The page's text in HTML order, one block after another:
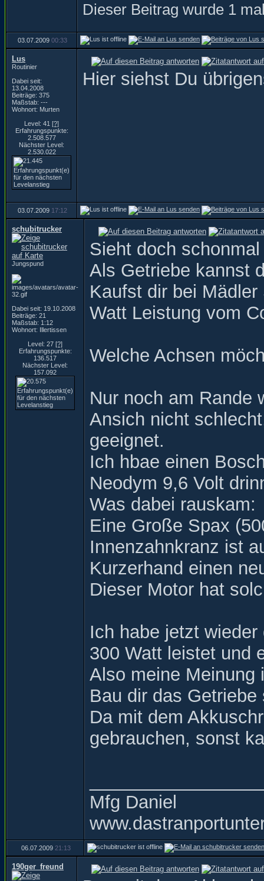
Dieser Beitrag wurde 1
03.07.2009 00:33
Lus
Routinier
Dabei seit:
13.04.2008
Beiträge: 375
Maßstab: ---
Wohnort: Murten
Level: 41 [?]
Erfahrungspunkte:
2.508.577
Nächster Level:
2.530.022
Hier siehst Du
03.07.2009 17:12
schubitrucker
Jungspund
Dabei seit: 19.10.2008
Beiträge: 21
Maßstab: 1:12
Wohnort: Illertissen
Level: 27 [?]
Erfahrungspunkte:
136.517
Nächster Level:
157.092
Sieht doch
Als Getriebe kannst
Kaufst dir bei
Watt Leistung vom
Welche Achsen
Nur noch am Rande
Ansich nicht
geeignet.
Ich hbae einen
Neodym 9,6 Volt
Was dabei rauskam:
Eine Große Spax
Innenzahnkranz ist
Kurzerhand einen
Dieser Motor hat
Ich habe jetzt
300 Watt leistet und
Also meine Meinung
Bau dir das
Da mit dem
gebrauchen, sonst
Mfg Daniel
06.07.2009 21:13
190ger_freund